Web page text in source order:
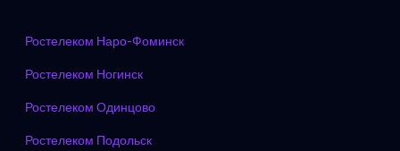
Ростелеком Наро-Фоминск
Ростелеком Ногинск
Ростелеком Одинцово
Ростелеком Подольск